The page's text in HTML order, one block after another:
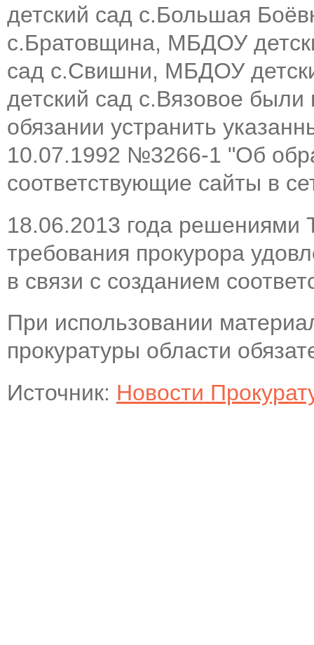
детский сад с.Большая
с.Братовщина, МБДОУ
сад с.Свишни, МБДОУ
детский сад с.Вязовое
обязании устранить
10.07.1992 №3266-1 "Об
соответствующие сайты в
18.06.2013 года решениями
требования прокурора
в связи с созданием
При использовании
прокуратуры области
Источник: Новости